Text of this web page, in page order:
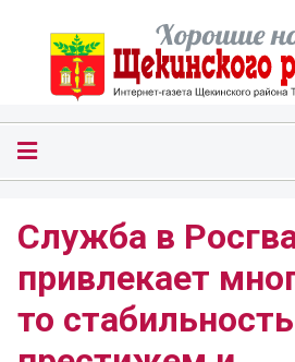
Служба в
привлекает
то